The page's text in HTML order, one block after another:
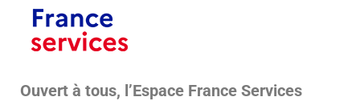
Démarches d’urbanisme
Ouvert à tous, l’Espace France Services